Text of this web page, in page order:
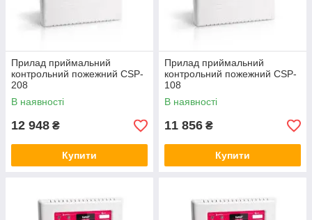
Прилад приймальний
контрольний пожежний CSP-
208
В наявності
12 948 ₴
Купити
Прилад приймальний
контрольний пожежний CSP-
108
В наявності
11 856 ₴
Купити